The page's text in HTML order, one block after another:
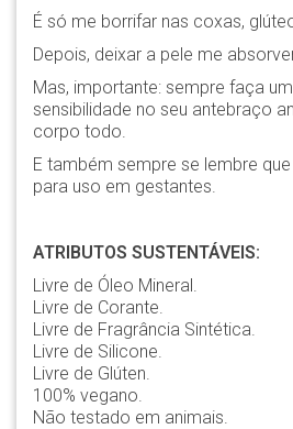
É só me borrifar nas coxas,
Depois, deixar a pele me
Mas, importante: sempre faça
sensibilidade no seu antebraço
corpo todo.
E também sempre se lembre
para uso em gestantes.
ATRIBUTOS SUSTENTÁVEIS:
Livre de Óleo Mineral.
Livre de Corante.
Livre de Fragrância Sintética.
Livre de Silicone.
Livre de Glúten.
100% vegano.
Não testado em animais.